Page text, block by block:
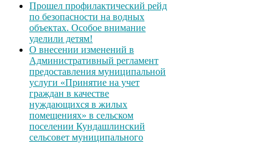
Прошел профилактический рейд
по безопасности на водных
объектах. Особое внимание
уделили детям!
О внесении изменений в
Административный регламент
предоставления муниципальной
услуги «Принятие на учет
граждан в качестве
нуждающихся в жилых
помещениях» в сельском
поселении Кундашлинский
сельсовет муниципального